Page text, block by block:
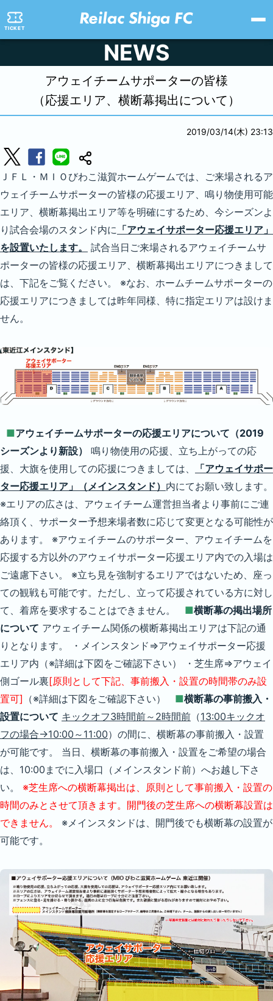
TICKET
NEWS
アウェイチームサポーターの皆様
（応援エリア、横断幕掲出について）
2019/03/14(木) 23:13
ＪＦＬ・ＭＩＯびわこ滋賀ホームゲームでは、ご来場されるア
ウェイチームサポーターの皆様の応援エリア、鳴り物使用可能
エリア、横断幕掲出エリア等を明確にするため、今シーズンよ
り試合会場のスタンド内に 「アウェイサポーター応援エリア」
を設置いたします。
試合当日ご来場されるアウェイチームサ
ポーターの皆様の応援エリア、横断幕掲出エリアにつきまして
は、下記をご覧ください。 ※なお、ホームチームサポーターの
応援エリアにつきましては昨年同様、特に指定エリアは設けま
せん。
■アウェイチームサポーターの応援エリアについて（2019
シーズンより新設）
鳴り物使用の応援、立ち上がっての応
援、大旗を使用しての応援につきましては、
「アウェイサポー
ター応援エリア」（メインスタンド） 内にてお願い致します。
※エリアの広さは、アウェイチーム運営担当者より事前にご連
絡頂く、サポーター予想来場者数に応じて変更となる可能性が
あります。 ※アウェイチームのサポーター、アウェイチームを
応援する方以外のアウェイサポーター応援エリア内での入場は
ご遠慮下さい。 ※立ち見を強制するエリアではないため、座っ
ての観戦も可能です。ただし、立って応援されている方に対し
て、着席を要求することはできません。 ■横断幕の掲出場所
について アウェイチーム関係の横断幕掲出エリアは下記の通
りとなります。 ・メインスタンド⇒アウェイサポーター応援
エリア内（※詳細は下図をご確認下さい） ・芝生席⇒アウェイ
側ゴール裏[原則として下記、事前搬入・設置の時間帯のみ設
置可] （※詳細は下図をご確認下さい） ■横断幕の事前搬入・
設置について キックオフ3時間前～2時間前 （13:00キックオ
フの場合→10:00～11:00）の間に、横断幕の事前搬入・設置
が可能です。 当日、横断幕の事前搬入・設置をご希望の場合
は、10:00までに入場口（メインスタンド前）へお越し下さ
い。 ※芝生席への横断幕掲出は、原則として事前搬入・設置の
時間のみとさせて頂きます。開門後の芝生席への横断幕設置は
できません。
※メインスタンドは、開門後でも横断幕の設置が
可能です。